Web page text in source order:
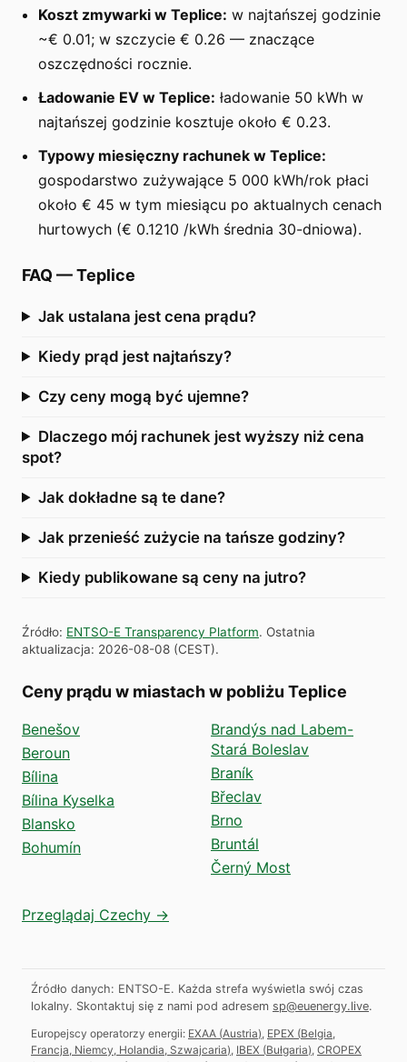
Koszt zmywarki w Teplice: w najtańszej godzinie
~€ 0.01; w szczycie € 0.26 — znaczące
oszczędności rocznie.
Ładowanie EV w Teplice: ładowanie 50 kWh w
najtańszej godzinie kosztuje około € 0.23.
Typowy miesięczny rachunek w Teplice:
gospodarstwo zużywające 5 000 kWh/rok płaci
około € 45 w tym miesiącu po aktualnych cenach
hurtowych (€ 0.1210 /kWh średnia 30-dniowa).
FAQ —Teplice
Jak ustalana jest cena prądu?
Kiedy prąd jest najtańszy?
Czy ceny mogą być ujemne?
Dlaczego mój rachunek jest wyższy niż cena
spot?
Jak dokładne są te dane?
Jak przenieść zużycie na tańsze godziny?
Kiedy publikowane są ceny na jutro?
Źródło: ENTSO-E Transparency Platform. Ostatnia
aktualizacja: 2026-08-08 (CEST).
Ceny prądu w miastach w pobliżu Teplice
Benešov
Beroun
Bílina
Bílina Kyselka
Blansko
Bohumín
Brandýs nad Labem-
Stará Boleslav
Braník
Břeclav
Brno
Bruntál
Černý Most
Przeglądaj Czechy →
Źródło danych: ENTSO-E. Każda strefa wyświetla swój czas
lokalny. Skontaktuj się z nami pod adresem sp@euenergy.live.
Europejscy operatorzy energii: EXAA (Austria) EPEX (Belgia,
Francja, Niemcy, Holandia, Szwajcaria) IBEX (Bułgaria) CROPEX